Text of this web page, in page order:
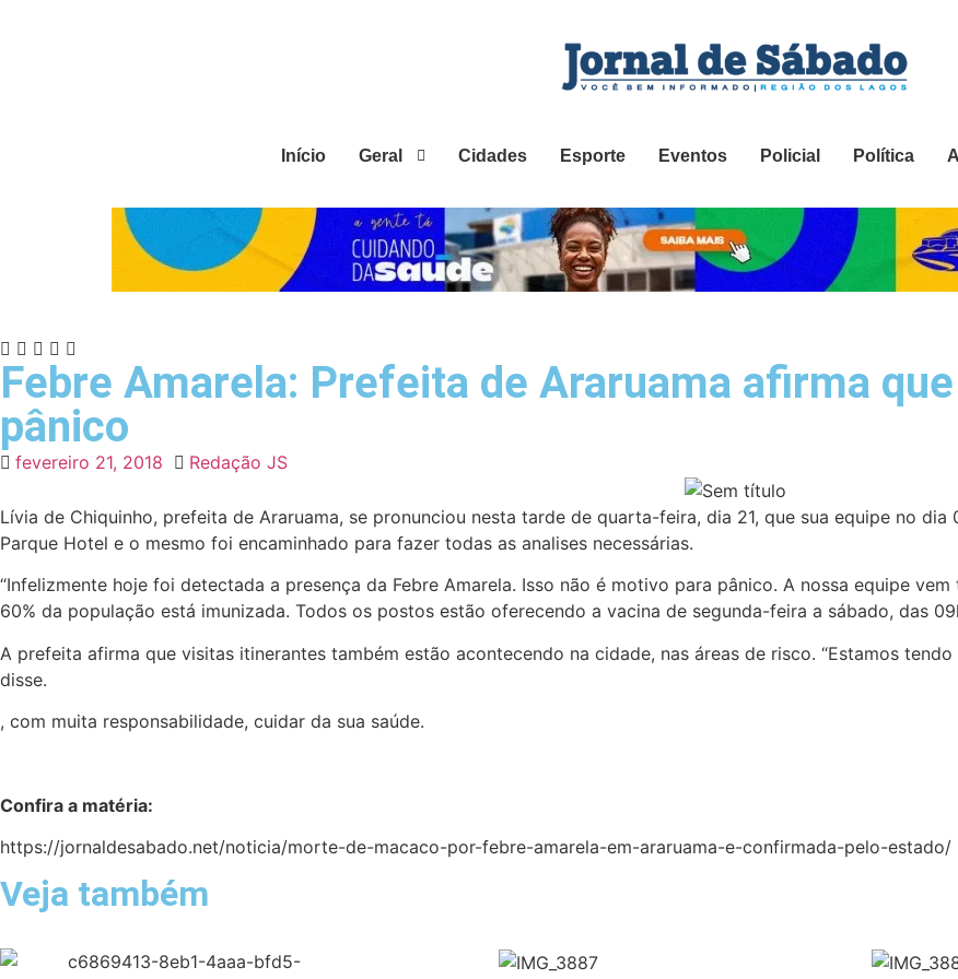
Início Geral Cidades Esporte Eventos Policial Política
Febre Amarela: Prefeita de Araruama afirma
pânico
fevereiro 21, 2018 Redação JS
Lívia de Chiquinho, prefeita de Araruama, se pronunciou nesta tarde de quarta-feira, dia 21, que sua equipe no
Parque Hotel e o mesmo foi encaminhado para fazer todas as analises necessárias.
“Infelizmente hoje foi detectada a presença da Febre Amarela. Isso não é motivo para pânico. A nossa equipe
60% da população está imunizada. Todos os postos estão oferecendo a vacina de segunda-feira a sábado, das
A prefeita afirma que visitas itinerantes também estão acontecendo na cidade, nas áreas de risco. “Estamos
disse.
, com muita responsabilidade, cuidar da sua saúde.
Confira a matéria:
https://jornaldesabado.net/noticia/morte-de-macaco-por-febre-amarela-em-araruama-e-confirmada-pelo-estado/
Veja também